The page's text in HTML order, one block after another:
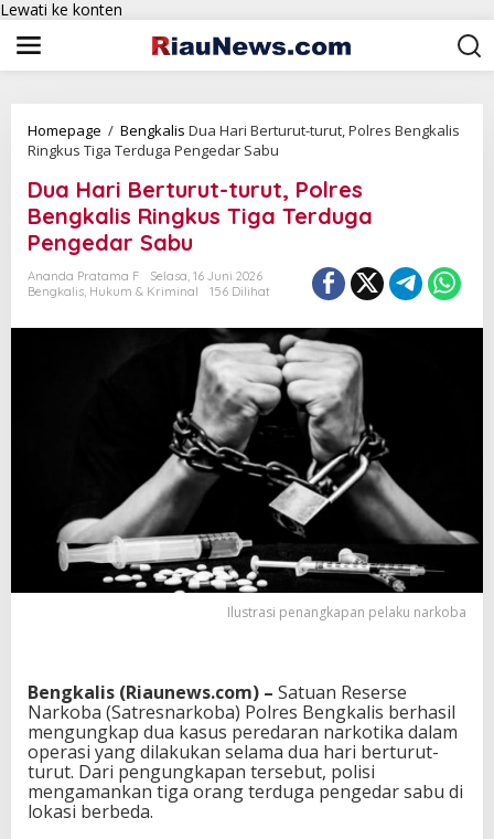
Lewati ke konten
Homepage / Bengkalis Dua Hari Berturut-turut, Polres Bengkalis
Ringkus Tiga Terduga Pengedar Sabu
Dua Hari Berturut-turut, Polres
Bengkalis Ringkus Tiga Terduga
Pengedar Sabu
Ananda Pratama F
Selasa, 16 Juni 2026
Bengkalis, Hukum & Kriminal 156 Dilihat
Ilustrasi penangkapan pelaku narkoba
Bengkalis (Riaunews.com) – Satuan Reserse
Narkoba (Satresnarkoba) Polres Bengkalis berhasil
mengungkap dua kasus peredaran narkotika dalam
operasi yang dilakukan selama dua hari berturut-
turut. Dari pengungkapan tersebut, polisi
mengamankan tiga orang terduga pengedar sabu di
lokasi berbeda.